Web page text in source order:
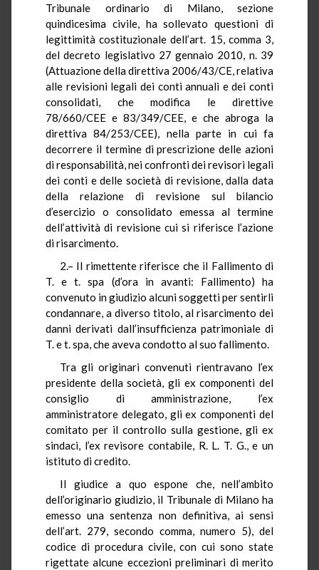
Tribunale ordinario di Milano, sezione
quindicesima civile, ha sollevato questioni di
legittimità costituzionale dell’art. 15, comma 3,
del decreto legislativo 27 gennaio 2010, n. 39
(Attuazione della direttiva 2006/43/CE, relativa
alle revisioni legali dei conti annuali e dei conti
consolidati, che modifica le direttive
78/660/CEE e 83/349/CEE, e che abroga la
direttiva 84/253/CEE), nella parte in cui fa
decorrere il termine di prescrizione delle azioni
di responsabilità, nei confronti dei revisori legali
dei conti e delle società di revisione, dalla data
della relazione di revisione sul bilancio
d’esercizio o consolidato emessa al termine
dell’attività di revisione cui si riferisce l’azione
di risarcimento.
2.– Il rimettente riferisce che il Fallimento di
T. e t. spa (d’ora in avanti: Fallimento) ha
convenuto in giudizio alcuni soggetti per sentirli
condannare, a diverso titolo, al risarcimento dei
danni derivati dall’insufficienza patrimoniale di
T. e t. spa, che aveva condotto al suo fallimento.
Tra gli originari convenuti rientravano l’ex
presidente della società, gli ex componenti del
consiglio di amministrazione, l’ex
amministratore delegato, gli ex componenti del
comitato per il controllo sulla gestione, gli ex
sindaci, l’ex revisore contabile, R. L. T. G., e un
istituto di credito.
Il giudice a quo espone che, nell’ambito
dell’originario giudizio, il Tribunale di Milano ha
emesso una sentenza non definitiva, ai sensi
dell’art. 279, secondo comma, numero 5), del
codice di procedura civile, con cui sono state
rigettate alcune eccezioni preliminari di merito